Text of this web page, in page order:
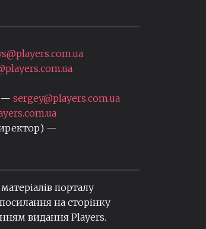
— sergey@players.com.ua
—
порталу
на сторінку
видання Players.